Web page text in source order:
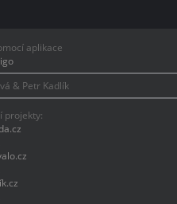
aplikace
& Petr Kadlík
projekty: